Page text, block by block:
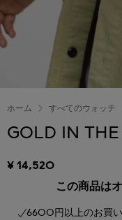
ホーム すべてのウォッチ
GOLD IN THE
¥ 14,520
この商品は
6600円以上のお買